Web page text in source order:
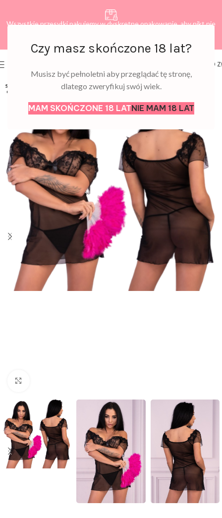
Czy masz skończone 18 lat?
Musisz być pełnoletni aby przeglądać tę stronę,
dlatego zweryfikuj swój wiek.
MAM SKOŃCZONE 18 LATNIE MAM 18 LAT
Wszystkie przesyłki pakujemy w dyskretne opakowanie, aby nikt nie
0,00
SOLD
OUT